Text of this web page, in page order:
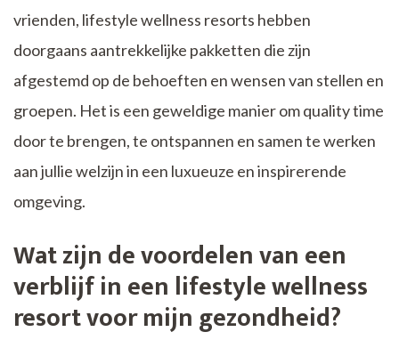
vrienden, lifestyle wellness resorts hebben
doorgaans aantrekkelijke pakketten die zijn
afgestemd op de behoeften en wensen van stellen en
groepen. Het is een geweldige manier om quality time
door te brengen, te ontspannen en samen te werken
aan jullie welzijn in een luxueuze en inspirerende
omgeving.
Wat zijn de voordelen van een
verblijf in een lifestyle wellness
resort voor mijn gezondheid?